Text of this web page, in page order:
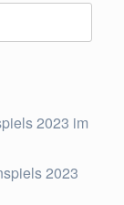
2023 im
2023